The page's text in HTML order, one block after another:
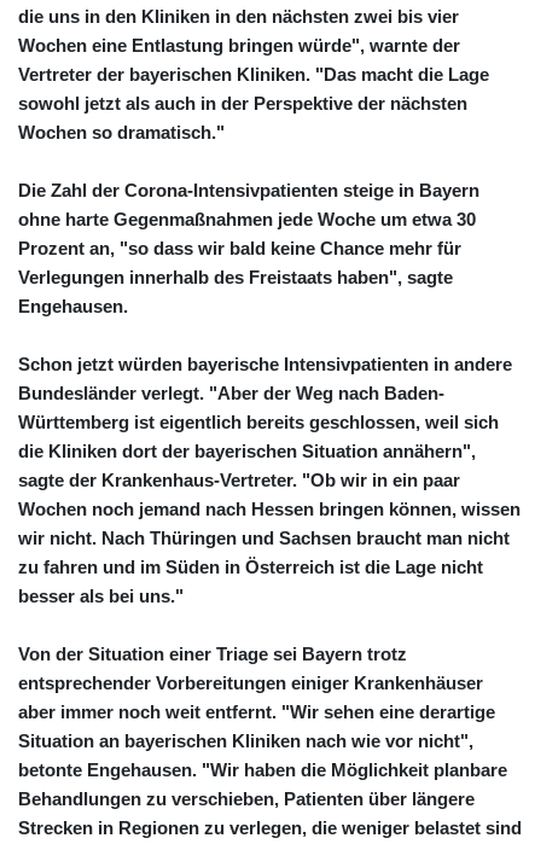
die uns in den Kliniken in den nächsten zwei bis vier
Wochen eine Entlastung bringen würde", warnte der
Vertreter der bayerischen Kliniken. "Das macht die Lage
sowohl jetzt als auch in der Perspektive der nächsten
Wochen so dramatisch."
Die Zahl der Corona-Intensivpatienten steige in Bayern
ohne harte Gegenmaßnahmen jede Woche um etwa 30
Prozent an, "so dass wir bald keine Chance mehr für
Verlegungen innerhalb des Freistaats haben", sagte
Engehausen.
Schon jetzt würden bayerische Intensivpatienten in andere
Bundesländer verlegt. "Aber der Weg nach Baden-
Württemberg ist eigentlich bereits geschlossen, weil sich
die Kliniken dort der bayerischen Situation annähern",
sagte der Krankenhaus-Vertreter. "Ob wir in ein paar
Wochen noch jemand nach Hessen bringen können, wissen
wir nicht. Nach Thüringen und Sachsen braucht man nicht
zu fahren und im Süden in Österreich ist die Lage nicht
besser als bei uns."
Von der Situation einer Triage sei Bayern trotz
entsprechender Vorbereitungen einiger Krankenhäuser
aber immer noch weit entfernt. "Wir sehen eine derartige
Situation an bayerischen Kliniken nach wie vor nicht",
betonte Engehausen. "Wir haben die Möglichkeit planbare
Behandlungen zu verschieben, Patienten über längere
Strecken in Regionen zu verlegen, die weniger belastet sind